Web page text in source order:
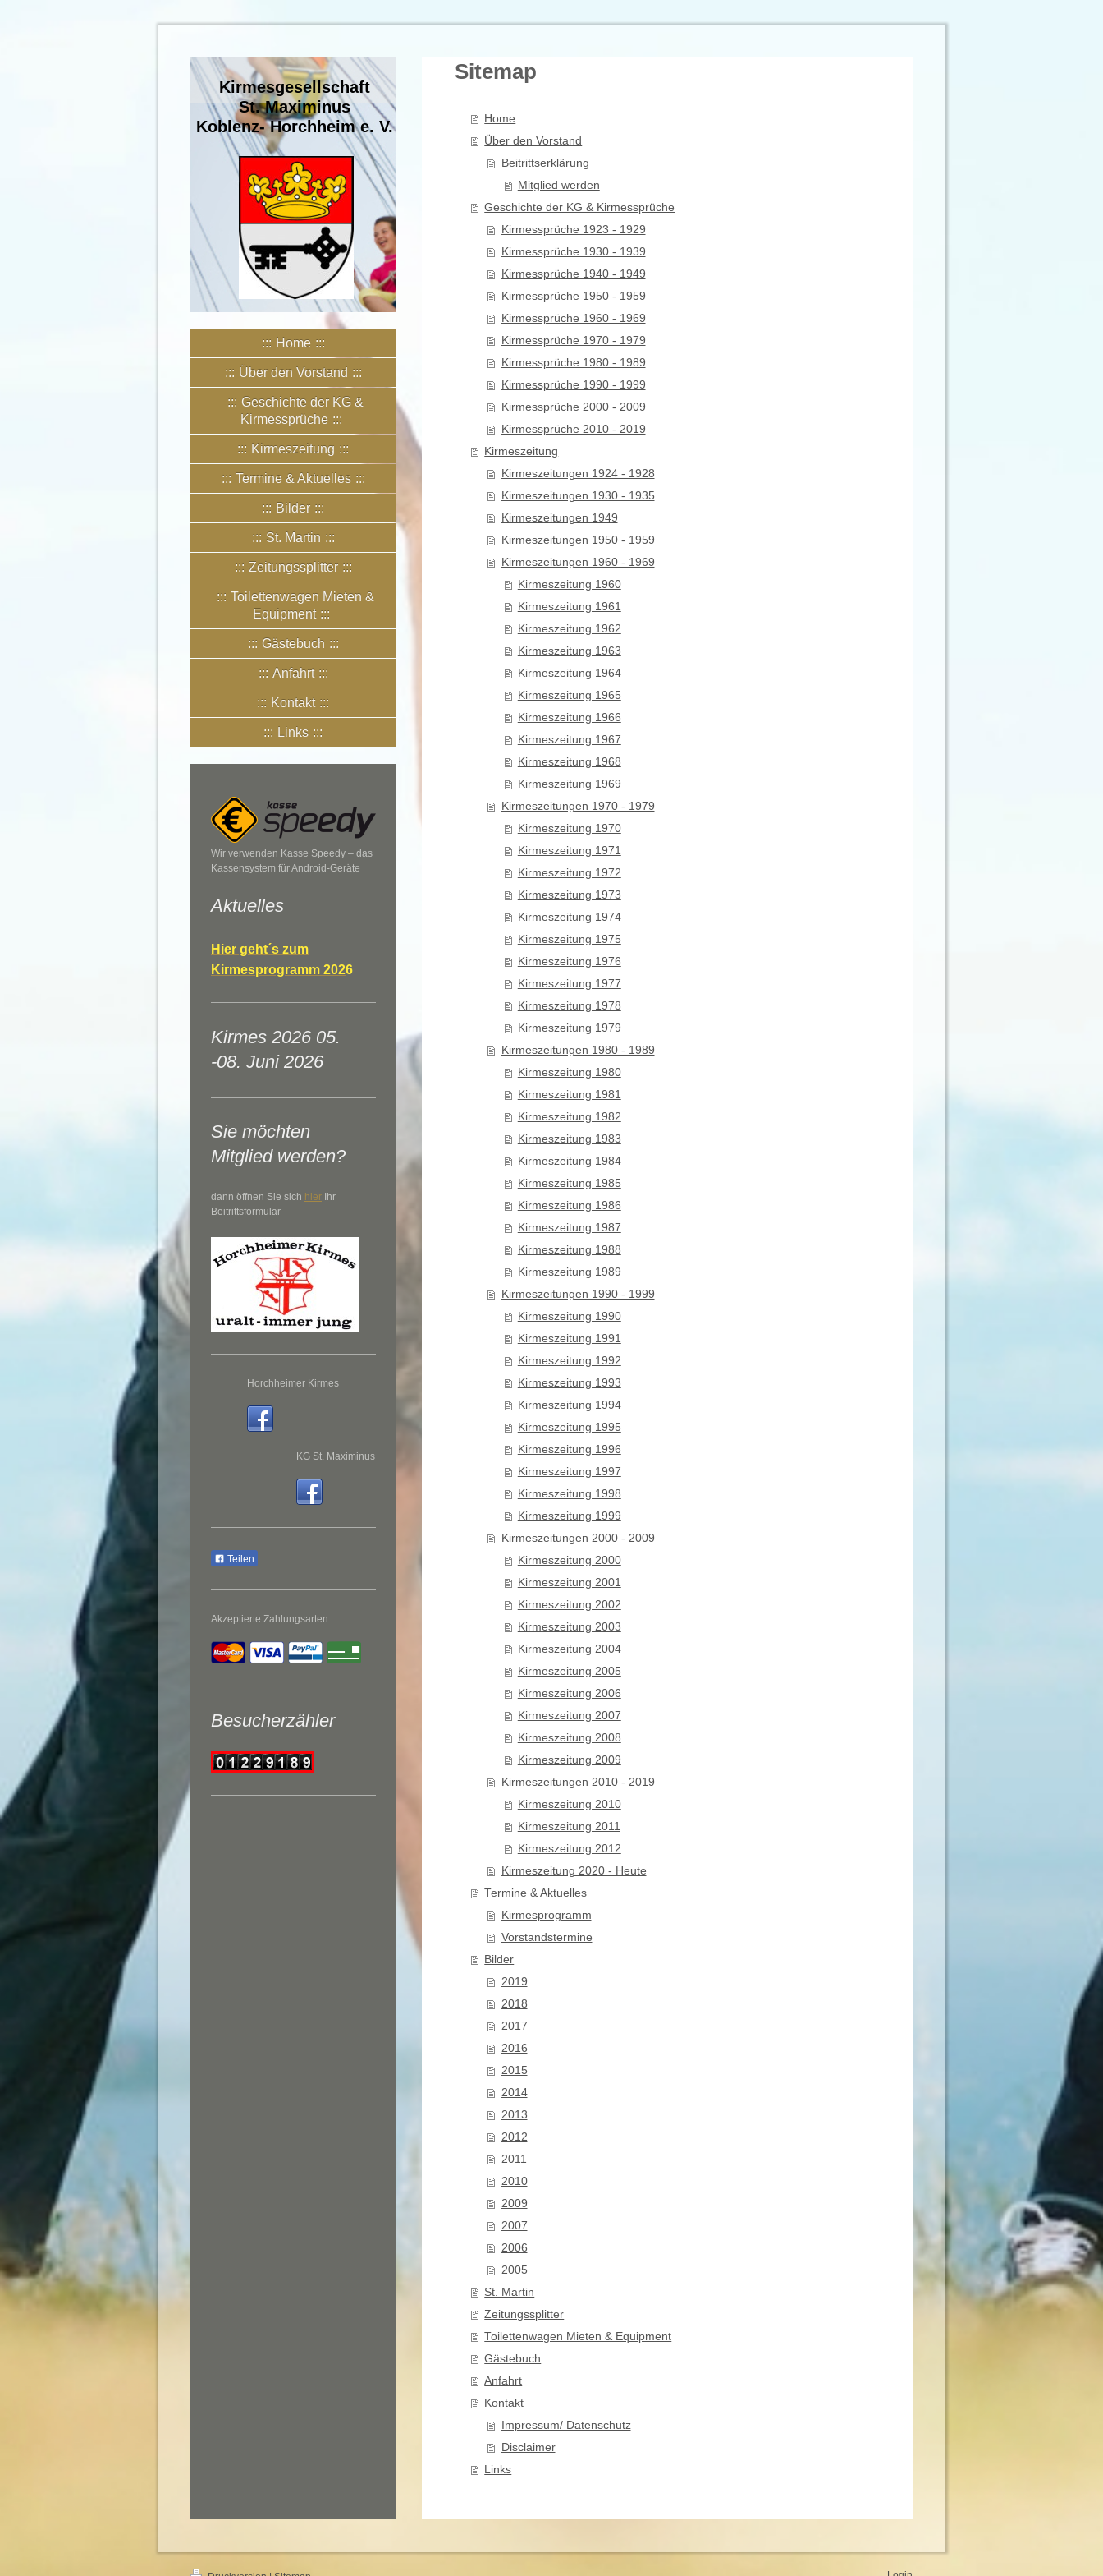
Kirmesgesellschaft
St. Maximinus
Koblenz- Horchheim e. V.
Home
Über den Vorstand
Geschichte der KG &
Kirmessprüche
Kirmeszeitung
Termine & Aktuelles
Bilder
St. Martin
Zeitungssplitter
Toilettenwagen Mieten &
Equipment
Gästebuch
Anfahrt
Kontakt
Links
Wir verwenden Kasse Speedy – das
Kassensystem für Android-Geräte
Aktuelles
Hier geht´s zum
Kirmesprogramm 2026
Kirmes 2026 05.
-08. Juni 2026
Sie möchten
Mitglied werden?
dann öffnen Sie sich hier Ihr
Beitrittsformular
Horchheimer Kirmes
KG St. Maximinus
Teilen
Akzeptierte Zahlungsarten
Besucherzähler
Sitemap
Home
Über den Vorstand
Beitrittserklärung
Mitglied werden
Geschichte der KG & Kirmessprüche
Kirmessprüche 1923 - 1929
Kirmessprüche 1930 - 1939
Kirmessprüche 1940 - 1949
Kirmessprüche 1950 - 1959
Kirmessprüche 1960 - 1969
Kirmessprüche 1970 - 1979
Kirmessprüche 1980 - 1989
Kirmessprüche 1990 - 1999
Kirmessprüche 2000 - 2009
Kirmessprüche 2010 - 2019
Kirmeszeitung
Kirmeszeitungen 1924 - 1928
Kirmeszeitungen 1930 - 1935
Kirmeszeitungen 1949
Kirmeszeitungen 1950 - 1959
Kirmeszeitungen 1960 - 1969
Kirmeszeitung 1960
Kirmeszeitung 1961
Kirmeszeitung 1962
Kirmeszeitung 1963
Kirmeszeitung 1964
Kirmeszeitung 1965
Kirmeszeitung 1966
Kirmeszeitung 1967
Kirmeszeitung 1968
Kirmeszeitung 1969
Kirmeszeitungen 1970 - 1979
Kirmeszeitung 1970
Kirmeszeitung 1971
Kirmeszeitung 1972
Kirmeszeitung 1973
Kirmeszeitung 1974
Kirmeszeitung 1975
Kirmeszeitung 1976
Kirmeszeitung 1977
Kirmeszeitung 1978
Kirmeszeitung 1979
Kirmeszeitungen 1980 - 1989
Kirmeszeitung 1980
Kirmeszeitung 1981
Kirmeszeitung 1982
Kirmeszeitung 1983
Kirmeszeitung 1984
Kirmeszeitung 1985
Kirmeszeitung 1986
Kirmeszeitung 1987
Kirmeszeitung 1988
Kirmeszeitung 1989
Kirmeszeitungen 1990 - 1999
Kirmeszeitung 1990
Kirmeszeitung 1991
Kirmeszeitung 1992
Kirmeszeitung 1993
Kirmeszeitung 1994
Kirmeszeitung 1995
Kirmeszeitung 1996
Kirmeszeitung 1997
Kirmeszeitung 1998
Kirmeszeitung 1999
Kirmeszeitungen 2000 - 2009
Kirmeszeitung 2000
Kirmeszeitung 2001
Kirmeszeitung 2002
Kirmeszeitung 2003
Kirmeszeitung 2004
Kirmeszeitung 2005
Kirmeszeitung 2006
Kirmeszeitung 2007
Kirmeszeitung 2008
Kirmeszeitung 2009
Kirmeszeitungen 2010 - 2019
Kirmeszeitung 2010
Kirmeszeitung 2011
Kirmeszeitung 2012
Kirmeszeitung 2020 - Heute
Termine & Aktuelles
Kirmesprogramm
Vorstandstermine
Bilder
2019
2018
2017
2016
2015
2014
2013
2012
2011
2010
2009
2007
2006
2005
St. Martin
Zeitungssplitter
Toilettenwagen Mieten & Equipment
Gästebuch
Anfahrt
Kontakt
Impressum/ Datenschutz
Disclaimer
Links